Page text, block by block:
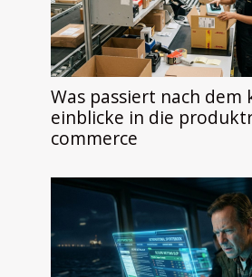
Was passiert nach dem
einblicke in die
commerce